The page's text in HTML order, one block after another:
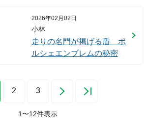
2026年02月02日
小林
走りの名門が掲げる盾 ポ
ルシェエンブレムの秘密
2 3
1 〜12件表示